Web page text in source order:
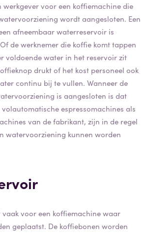
werkgever voor een koffiemachine die
wordt aangesloten. Een
afneembaar waterreservoir is
de werknemer die koffie komt tappen
voldoende water in het reservoir zit
drukt of het kost personeel ook
continu bij te vullen. Wanneer de
is aangesloten is dat
espressomachines als
van de fabrikant, zijn in de regel
watervoorziening kunnen worden
vaak voor een koffiemachine waar
geplaatst. De koffiebonen worden